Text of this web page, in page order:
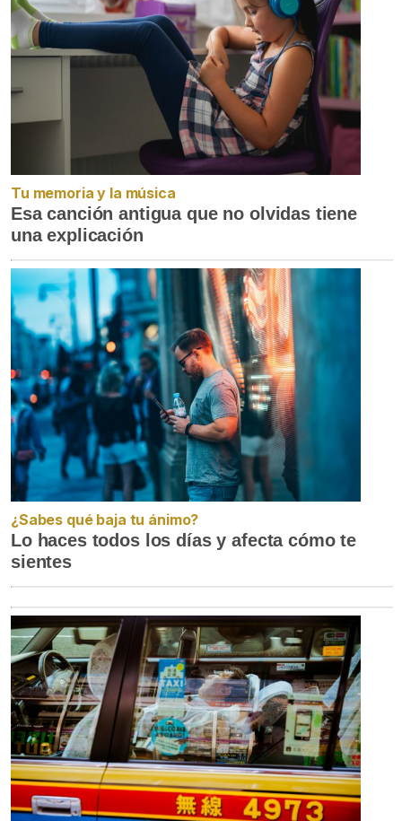
Tu memoria y la música
Esa canción antigua que no olvidas tiene
una explicación
¿Sabes qué baja tu ánimo?
Lo haces todos los días y afecta cómo te
sientes